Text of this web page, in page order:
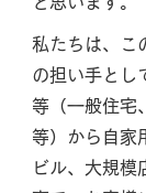
私たちは、こ
の担い手とし
等（一般住宅
等）から自家
ビル、大規模